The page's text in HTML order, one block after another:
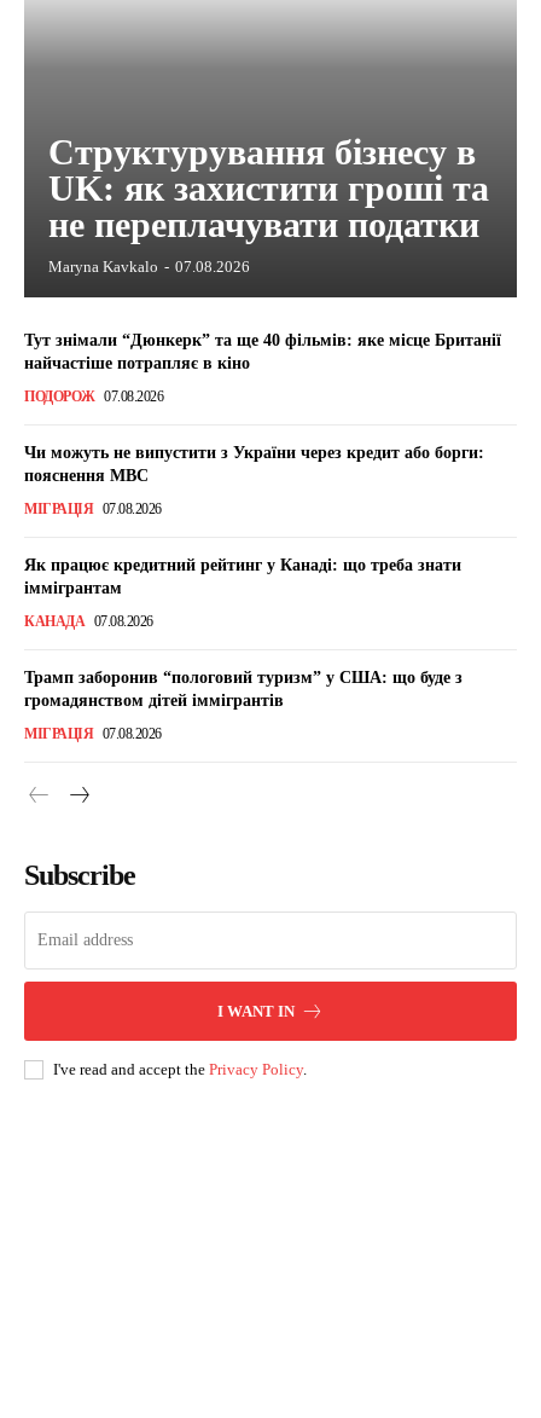
Структурування бізнесу в
UK: як захистити гроші та
не переплачувати податки
Maryna Kavkalo - 07.08.2026
Тут знімали “Дюнкерк” та ще 40 фільмів: яке місце Британії
найчастіше потрапляє в кіно
ПОДОРОЖ 07.08.2026
Чи можуть не випустити з України через кредит або борги:
пояснення МВС
МІГРАЦІЯ 07.08.2026
Як працює кредитний рейтинг у Канаді: що треба знати
іммігрантам
КАНАДА 07.08.2026
Трамп заборонив “пологовий туризм” у США: що буде з
громадянством дітей іммігрантів
МІГРАЦІЯ 07.08.2026
Subscribe
I WANT IN
I've read and accept the Privacy Policy.